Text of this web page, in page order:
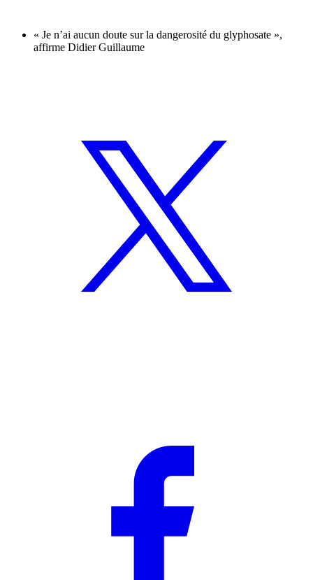
« Je n’ai aucun doute sur la dangerosité du glyphosate »,
affirme Didier Guillaume